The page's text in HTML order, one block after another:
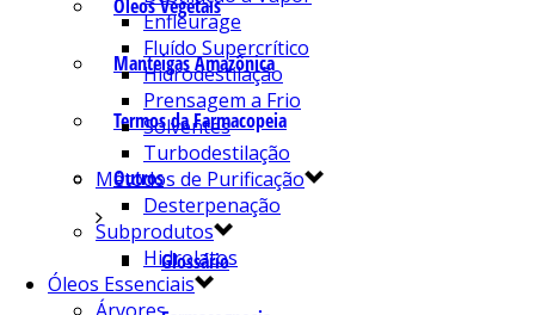
Óleos Vegetais
Manteigas Amazônica
Termos da Farmacopeia
Outros
Glossário
Enfleurage
Fluído Supercrítico
Hidrodestilação
Prensagem a Frio
Solventes
Turbodestilação
Métodos de Purificação
Desterpenação
Subprodutos
Hidrolatos
Óleos Essenciais